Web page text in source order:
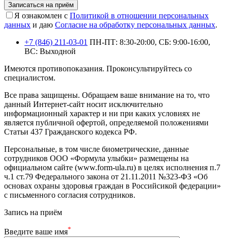
Записаться на приём
Я ознакомлен с Политикой в отношении персональных
данных и даю Согласие на обработку персональных данных.
+7 (846) 211-03-01 ПН-ПТ: 8:30-20:00, СБ: 9:00-16:00,
ВС: Выходной
Имеются противопоказания. Проконсультируйтесь со
специалистом.
Все права защищены. Обращаем ваше внимание на то, что
данный Интернет-сайт носит исключительно
информационный характер и ни при каких условиях не
является публичной офертой, определяемой положениями
Статьи 437 Гражданского кодекса РФ.
Персональные, в том числе биометрические, данные
сотрудников ООО «Формула улыбки» размещены на
официальном сайте (www.form-ula.ru) в целях исполнения п.7
ч.1 ст.79 Федерального закона от 21.11.2011 №323-ФЗ «Об
основах охраны здоровья граждан в Российсикой федерации»
с письменного согласия сотрудников.
Запись на приём
Введите ваше имя*